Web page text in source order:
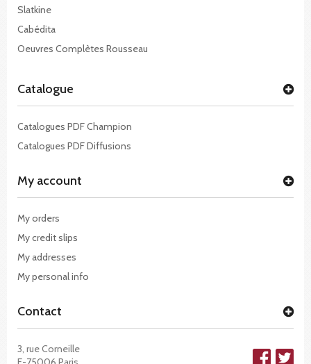
Slatkine
Cabédita
Oeuvres Complètes Rousseau
Catalogue
Catalogues PDF Champion
Catalogues PDF Diffusions
My account
My orders
My credit slips
My addresses
My personal info
Contact
3, rue Corneille